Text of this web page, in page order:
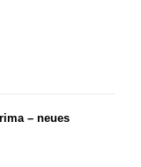
– neues